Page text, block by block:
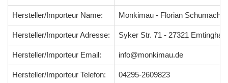
Hersteller/Importeur Name: Monkimau - Florian Schumacher
Hersteller/Importeur Adresse: Syker Str. 71 - 27321
Hersteller/Importeur Email: info@monkimau.de
Hersteller/Importeur Telefon: 04295-2609823